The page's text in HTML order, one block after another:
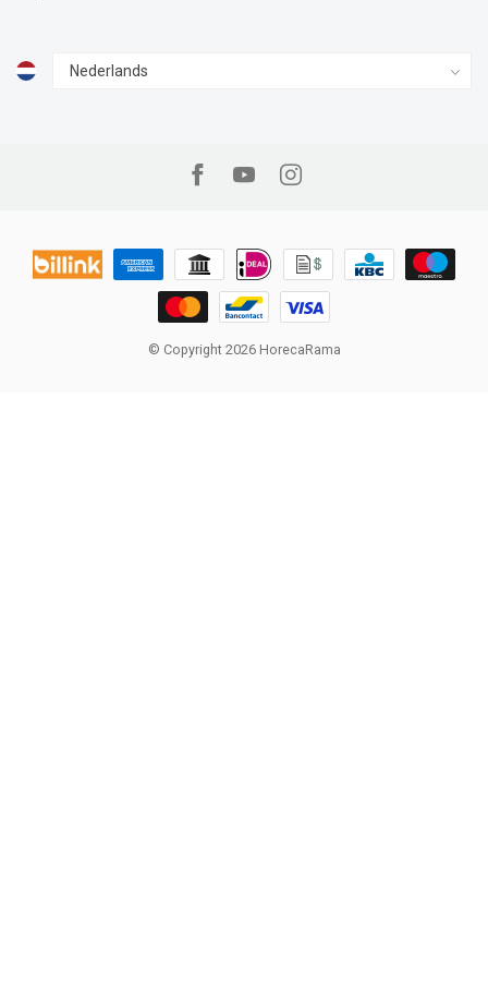
© Copyright 2026 HorecaRama